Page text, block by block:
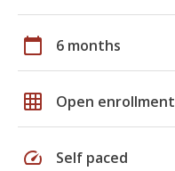
calendar_today 6 months
grid_on Open enrollment
speed Self paced